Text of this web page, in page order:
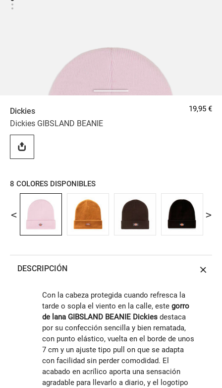
Dickies
Dickies GIBSLAND BEANIE
19,95 €
8 COLORES DISPONIBLES
DESCRIPCIÓN
Con la cabeza protegida cuando refresca la
tarde o sopla el viento en la calle, este gorro
de lana GIBSLAND BEANIE Dickies destaca
por su confección sencilla y bien rematada,
con punto elástico, vuelta en el borde de unos
7 cm y un ajuste tipo pull on que se adapta
con facilidad sin perder comodidad. El
acabado en acrílico aporta una sensación
agradable para llevarlo a diario, y el logotipo